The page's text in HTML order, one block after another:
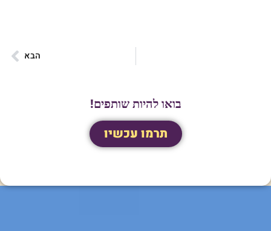
הבא
בואו להיות שותפים!
תרמו עכשיו